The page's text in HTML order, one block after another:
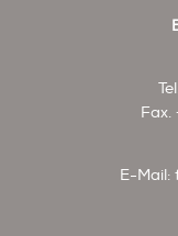
E-Mail: